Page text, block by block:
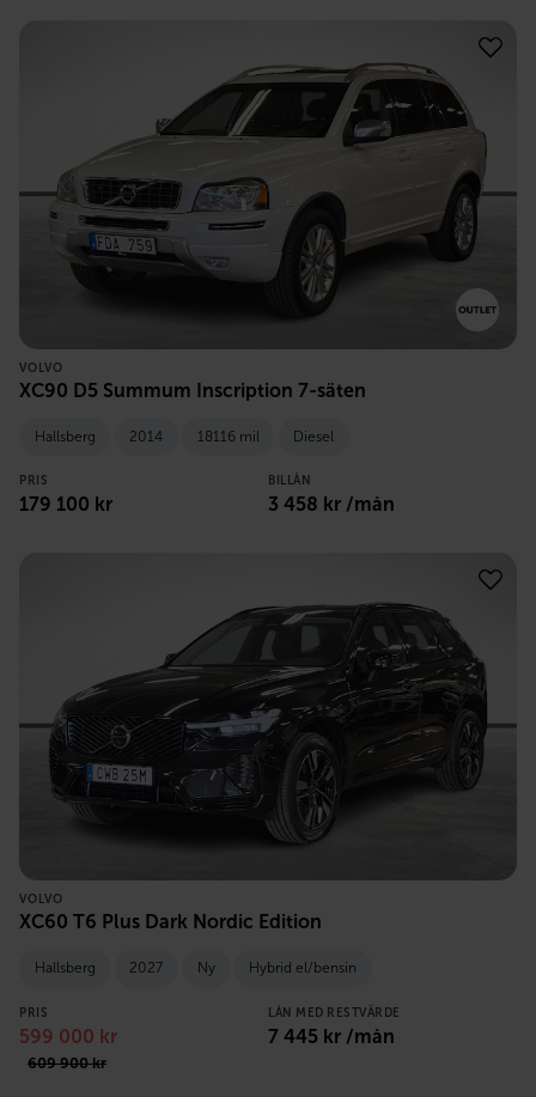
VOLVO
XC90 D5 Summum Inscription 7-säten
Hallsberg 2014 18116 mil Diesel
PRIS
179 100 kr
BILLÅN
3 458 kr /mån
VOLVO
XC60 T6 Plus Dark Nordic Edition
Hallsberg 2027 Ny Hybrid el/bensin
PRIS
599 000 kr
609 900kr
LÅN MED RESTVÄRDE
7 445 kr /mån